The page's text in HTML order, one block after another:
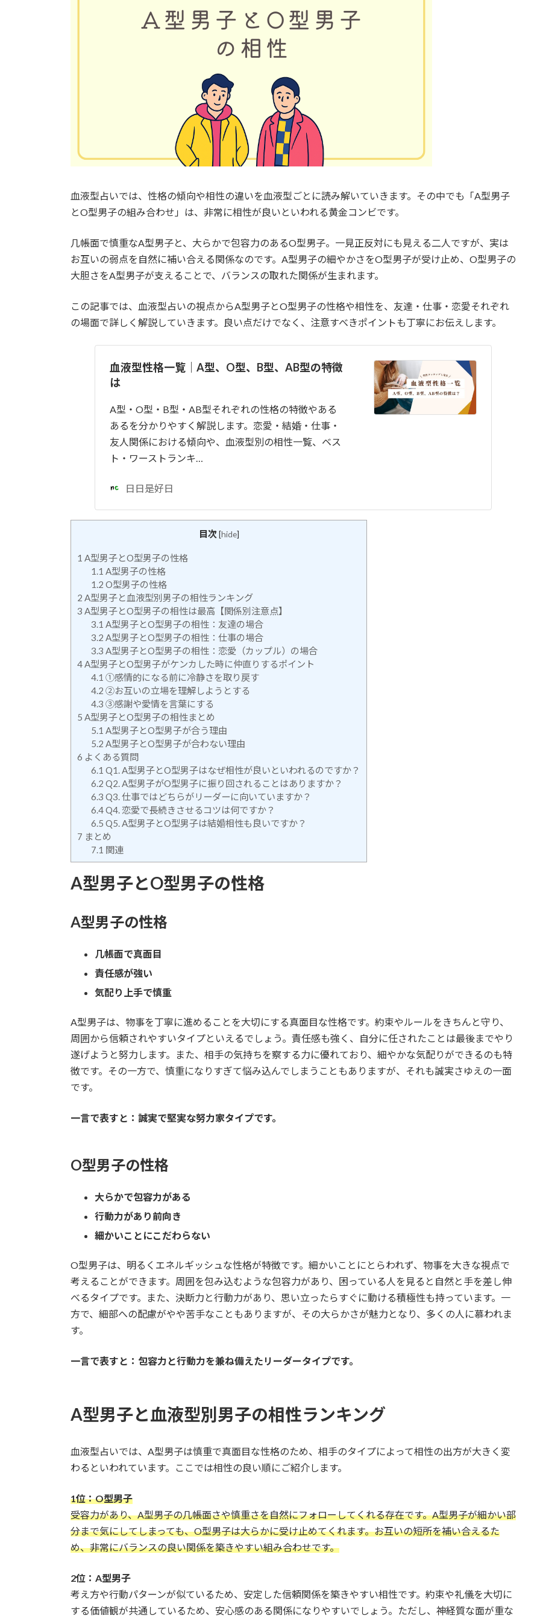
血液型占いでは、性格の傾向や相性の違いを血液型ごとに読み解いていきます。その中でも「A型男子
とO型男子の組み合わせ」は、非常に相性が良いといわれる黄金コンビです。
几帳面で慎重なA型男子と、大らかで包容力のあるO型男子。一見正反対にも見える二人ですが、実は
お互いの弱点を自然に補い合える関係なのです。A型男子の細やかさをO型男子が受け止め、O型男子の
大胆さをA型男子が支えることで、バランスの取れた関係が生まれます。
この記事では、血液型占いの視点からA型男子とO型男子の性格や相性を、友達・仕事・恋愛それぞれ
の場面で詳しく解説していきます。良い点だけでなく、注意すべきポイントも丁寧にお伝えします。
血液型性格一覧｜A型、O型、B型、AB型の特徴
は
A型・O型・B型・AB型それぞれの性格の特徴やある
あるを分かりやすく解説します。恋愛・結婚・仕事・
友人関係における傾向や、血液型別の相性一覧、ベス
ト・ワーストランキ…
日日是好日
目次 [hide]
1 A型男子とO型男子の性格
1.1 A型男子の性格
1.2 O型男子の性格
2 A型男子と血液型別男子の相性ランキング
3 A型男子とO型男子の相性は最高【関係別注意点】
3.1 A型男子とO型男子の相性：友達の場合
3.2 A型男子とO型男子の相性：仕事の場合
3.3 A型男子とO型男子の相性：恋愛（カップル）の場合
4A型男子とO型男子がケンカした時に仲直りするポイント
4.1 ①感情的になる前に冷静さを取り戻す
4.2 ②お互いの立場を理解しようとする
4.3 ③感謝や愛情を言葉にする
5 A型男子とO型男子の相性まとめ
5.1 A型男子とO型男子が合う理由
5.2 A型男子とO型男子が合わない理由
6 よくある質問
6.1 Q1. A型男子とO型男子はなぜ相性が良いといわれるのですか？
6.2 Q2. A型男子がO型男子に振り回されることはありますか？
6.3 Q3. 仕事ではどちらがリーダーに向いていますか？
6.4Q4. 恋愛で長続きさせるコツは何ですか？
6.5 Q5. A型男子とO型男子は結婚相性も良いですか？
7 まとめ
7.1 関連
A型男子とO型男子の性格
A型男子の性格
几帳面で真面目
責任感が強い
気配り上手で慎重
A型男子は、物事を丁寧に進めることを大切にする真面目な性格です。約束やルールをきちんと守り、
周囲から信頼されやすいタイプといえるでしょう。責任感も強く、自分に任されたことは最後までやり
遂げようと努力します。また、相手の気持ちを察する力に優れており、細やかな気配りができるのも特
徴です。その一方で、慎重になりすぎて悩み込んでしまうこともありますが、それも誠実さゆえの一面
です。
一言で表すと：誠実で堅実な努力家タイプです。
O型男子の性格
大らかで包容力がある
行動力があり前向き
細かいことにこだわらない
O型男子は、明るくエネルギッシュな性格が特徴です。細かいことにとらわれず、物事を大きな視点で
考えることができます。周囲を包み込むような包容力があり、困っている人を見ると自然と手を差し伸
べるタイプです。また、決断力と行動力があり、思い立ったらすぐに動ける積極性も持っています。一
方で、細部への配慮がやや苦手なこともありますが、その大らかさが魅力となり、多くの人に慕われま
す。
一言で表すと：包容力と行動力を兼ね備えたリーダータイプです。
A型男子と血液型別男子の相性ランキング
血液型占いでは、A型男子は慎重で真面目な性格のため、相手のタイプによって相性の出方が大きく変
わるといわれています。ここでは相性の良い順にご紹介します。
1位：O型男子
受容力があり、A型男子の几帳面さや慎重さを自然にフォローしてくれる存在です。A型男子が細かい部
分まで気にしてしまっても、O型男子は大らかに受け止めてくれます。お互いの短所を補い合えるた
め、非常にバランスの良い関係を築きやすい組み合わせです。
2位：A型男子
考え方や行動パターンが似ているため、安定した信頼関係を築きやすい相性です。約束や礼儀を大切に
する価値観が共通しているため、安心感のある関係になりやすいでしょう。ただし、神経質な面が重な